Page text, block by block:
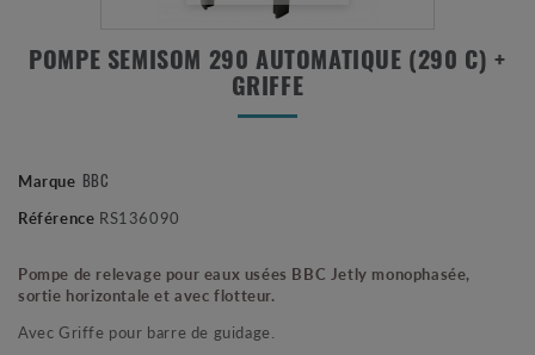
POMPE SEMISOM 290 AUTOMATIQUE (290 C) +
GRIFFE
Marque BBC
Référence RS136090
Pompe de relevage pour eaux usées BBC Jetly monophasée,
sortie horizontale et avec flotteur.
Avec Griffe pour barre de guidage.